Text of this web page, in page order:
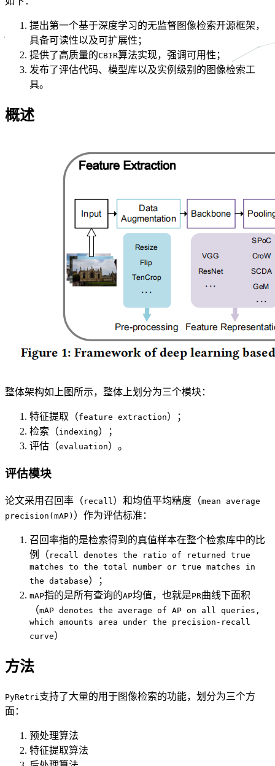
提出第一个基于深度学习的无监督图像检索开源框架，
具备可读性以及可扩展性；
提供了高质量的CBIR算法实现，强调可用性；
发布了评估代码、模型库以及实例级别的图像检索工
具。
概述
整体架构如上图所示，整体上划分为三个模块：
特征提取（feature extraction）；
检索（indexing）；
评估（evaluation）。
评估模块
论文采用召回率（ recall ）和均值平均精度（mean average
precision(mAP) ）作为评估标准：
召回率指的是检索得到的真值样本在整个检索库中的比
例（ recall denotes the ratio of returned true
matches to the total number or true matches in
the database）；
mAP指的是所有查询的AP均值，也就是PR曲线下面积
（mAP denotes the average of AP on all queries,
which amounts area under the precision-recall
curve）
方法
PyRetri 支持了大量的用于图像检索的功能，划分为三个方
面：
预处理算法
特征提取算法